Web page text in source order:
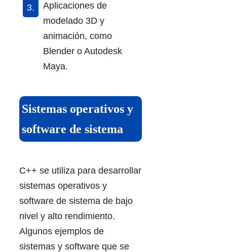
Aplicaciones de
modelado 3D y
animación, como
Blender o Autodesk
Maya.
Sistemas operativos y
software de sistema
C++ se utiliza para desarrollar
sistemas operativos y
software de sistema de bajo
nivel y alto rendimiento.
Algunos ejemplos de
sistemas y software que se